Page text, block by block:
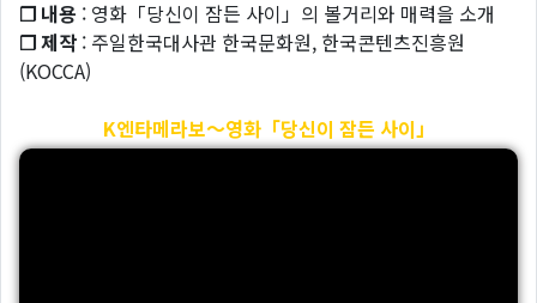
❐ 내용 : 영화「당신이 잠든 사이」의 볼거리와 매력을 소개
❐ 제작 : 주일한국대사관 한국문화원, 한국콘텐츠진흥원
(KOCCA)
K엔타메라보～영화「당신이 잠든 사이」